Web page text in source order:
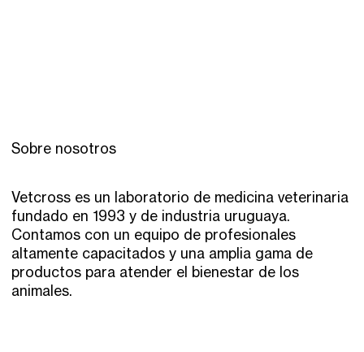
Sobre nosotros
Vetcross es un laboratorio de medicina veterinaria
fundado en 1993 y de industria uruguaya.
Contamos con un equipo de profesionales
altamente capacitados y una amplia gama de
productos para atender el bienestar de los
animales.